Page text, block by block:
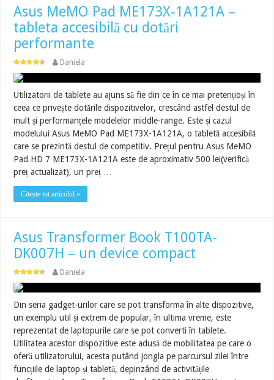
Asus MeMO Pad ME173X-1A121A –
tableta accesibilă cu dotări
performante
Daniela
Utilizatorii de tablete au ajuns să fie din ce în ce mai pretențioși în
ceea ce privește dotările dispozitivelor, crescând astfel destul de
mult și performanțele modelelor middle-range. Este și cazul
modelului Asus MeMO Pad ME173X-1A121A, o tabletă accesibilă
care se prezintă destul de competitiv. Prețul pentru Asus MeMO
Pad HD 7 ME173X-1A121A este de aproximativ 500 lei(verifică
preț actualizat), un preț …
Citește tot articolul »
Asus Transformer Book T100TA-
DK007H – un device compact
Daniela
Din seria gadget-urilor care se pot transforma în alte dispozitive,
un exemplu util și extrem de popular, în ultima vreme, este
reprezentat de laptopurile care se pot converti în tablete.
Utilitatea acestor dispozitive este adusă de mobilitatea pe care o
oferă utilizatorului, acesta putând jongla pe parcursul zilei între
funcțiile de laptop și tabletă, depinzând de activitățile